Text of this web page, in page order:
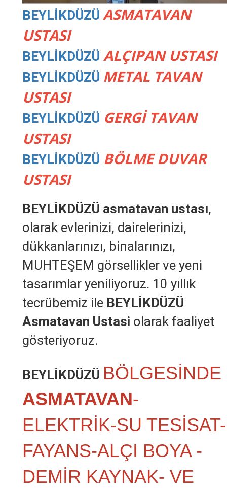
BEYLİKDÜZÜ ASMATAVAN
USTASI
BEYLİKDÜZÜ ALÇIPAN USTASI
BEYLİKDÜZÜ METAL TAVAN
USTASI
BEYLİKDÜZÜ GERGİ TAVAN
USTASI
BEYLİKDÜZÜ BÖLME DUVAR
USTASI
BEYLİKDÜZÜ asmatavan ustası,
olarak evlerinizi, dairelerinizi,
dükkanlarınızı, binalarınızı,
MUHTEŞEM görsellikler ve yeni
tasarımlar yeniliyoruz. 10 yıllık
tecrübemiz ile BEYLİKDÜZÜ
Asmatavan Ustasi olarak faaliyet
gösteriyoruz.
BEYLİKDÜZÜ BÖLGESİNDE
ASMATAVAN-
ELEKTRİK-SU TESİSAT-
FAYANS-ALÇI BOYA -
DEMİR KAYNAK- VE